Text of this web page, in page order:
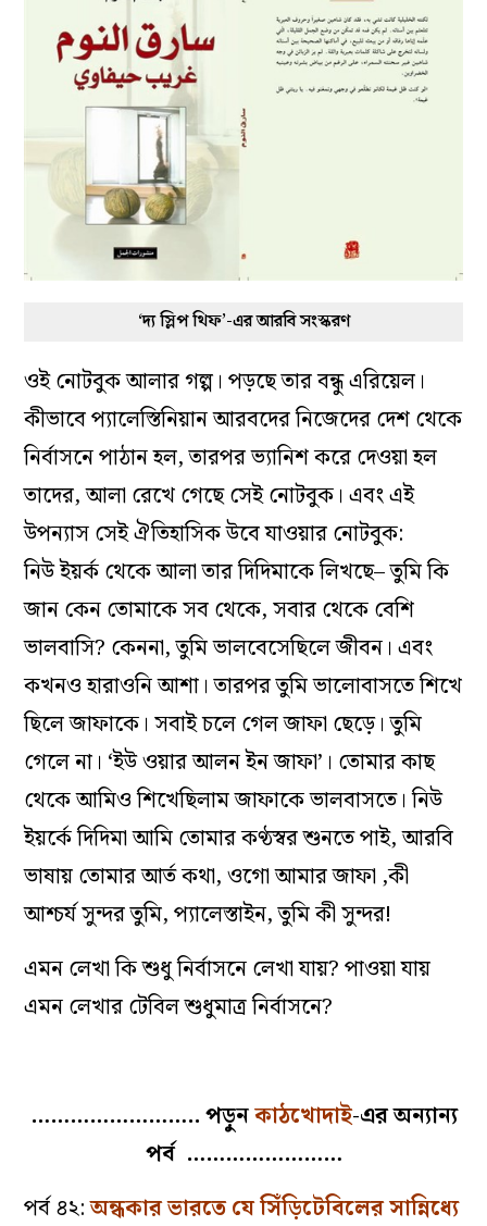
‘দ্য স্লিপ থিফ’-এর আরবি সংস্করণ
ওই নোটবুক আলার গল্প। পড়ছে তার বন্ধু এরিয়েল।
কীভাবে প্যালেস্তিনিয়ান আরবদের নিজেদের দেশ থেকে
নির্বাসনে পাঠান হল, তারপর ভ্যানিশ করে দেওয়া হল
তাদের, আলা রেখে গেছে সেই নোটবুক। এবং এই
উপন্যাস সেই ঐতিহাসিক উবে যাওয়ার নোটবুক:
নিউ ইয়র্ক থেকে আলা তার দিদিমাকে লিখছে– তুমি কি
জান কেন তোমাকে সব থেকে, সবার থেকে বেশি
ভালবাসি? কেননা, তুমি ভালবেসেছিলে জীবন। এবং
কখনও হারাওনি আশা। তারপর তুমি ভালোবাসতে শিখে
ছিলে জাফাকে। সবাই চলে গেল জাফা ছেড়ে। তুমি
গেলে না। ‘ইউ ওয়ার আলন ইন জাফা’। তোমার কাছ
থেকে আমিও শিখেছিলাম জাফাকে ভালবাসতে। নিউ
ইয়র্কে দিদিমা আমি তোমার কণ্ঠস্বর শুনতে পাই, আরবি
ভাষায় তোমার আর্ত কথা, ওগো আমার জাফা ,কী
আশ্চর্য সুন্দর তুমি, প্যালেস্তাইন, তুমি কী সুন্দর!
এমন লেখা কি শুধু নির্বাসনে লেখা যায়? পাওয়া যায়
এমন লেখার টেবিল শুধুমাত্র নির্বাসনে?
…………………….. পড়ুনকাঠখোদাই-এর অন্যান্য
পর্ব ……………………
পর্ব ৪২:অন্ধকার ভারতে যে সিঁড়িটেবিলের সান্নিধ্যে